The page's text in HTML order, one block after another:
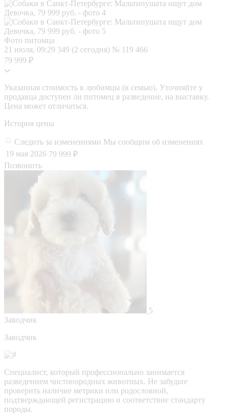
Фото питомца
21 июля, 09:29 349 (2 сегодня) № 119 466
79 999 ₽
Указанная стоимость в любимцы (в семью). Уточняйте у
продавца доступен ли питомец в разведение, на выставку.
Цена может отличаться.
История цены
Следить за изменениями Мы сообщим об изменениях
19 мая 2026 79 999 ₽
Позвонить
5
Заводчик
Заводчик
Специалист, который профессионально занимается
разведением чистопородных животных. Не забудьте
проверить наличие метрики или родословной,
подтверждающей регистрацию и соответствие стандарту
породы.